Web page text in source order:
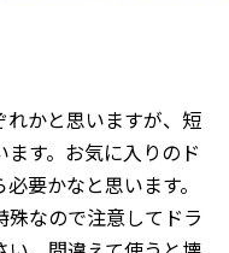
かと思いますが、短
す。お気に入りのド
要かなと思います。
なので注意してドラ